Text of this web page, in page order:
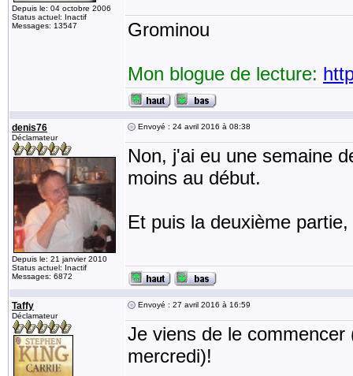
Depuis le: 04 octobre 2006
Status actuel: Inactif
Messages: 13547
Grominou
Mon blogue de lecture:
denis76
Déclamateur
Depuis le: 21 janvier 2010
Status actuel: Inactif
Messages: 6872
Envoyé : 24 avril 2016 à 08:38
Non, j'ai eu une semaine
moins au début.
Et puis la deuxième
Taffy
Déclamateur
Envoyé : 27 avril 2016 à 16:59
Je viens de le
mercredi)!